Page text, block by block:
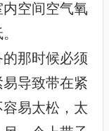
空间空气氧
那时候必须
导致带在紧
易太松，太